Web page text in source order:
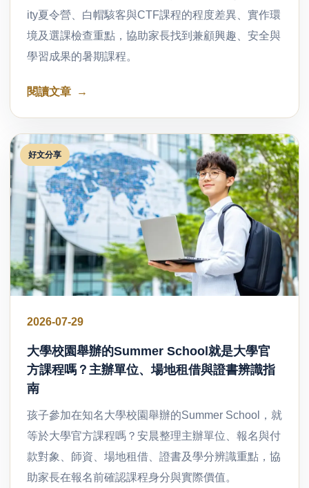
ity夏令營、白帽駭客與CTF課程的程度差異、實作環
境及選課檢查重點，協助家長找到兼顧興趣、安全與
學習成果的暑期課程。
閱讀文章
好文分享
2026-07-29
大學校園舉辦的Summer School就是大學官
方課程嗎？主辦單位、場地租借與證書辨識指
南
孩子參加在知名大學校園舉辦的Summer School，就
等於大學官方課程嗎？安晨整理主辦單位、報名與付
款對象、師資、場地租借、證書及學分辨識重點，協
助家長在報名前確認課程身分與實際價值。